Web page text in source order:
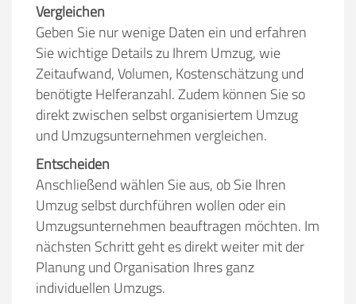
Vergleichen
Geben Sie nur wenige Daten ein und erfahren
Sie wichtige Details zu Ihrem Umzug, wie
Zeitaufwand, Volumen, Kostenschätzung und
benötigte Helferanzahl. Zudem können Sie so
direkt zwischen selbst organisiertem Umzug
und Umzugsunternehmen vergleichen.
Entscheiden
Anschließend wählen Sie aus, ob Sie Ihren
Umzug selbst durchführen wollen oder ein
Umzugsunternehmen beauftragen möchten. Im
nächsten Schritt geht es direkt weiter mit der
Planung und Organisation Ihres ganz
individuellen Umzugs.